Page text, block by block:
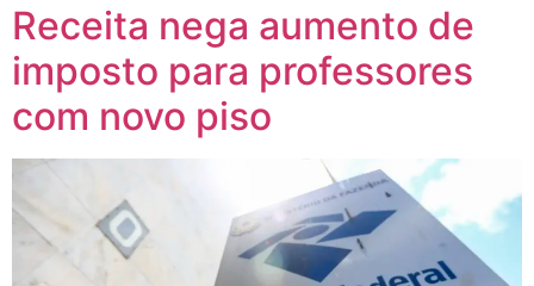
Receita nega aumento de
imposto para professores
com novo piso